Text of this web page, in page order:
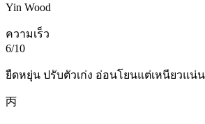
Yin Wood
ความเร็ว
6/10
ยืดหยุ่น ปรับตัวเก่ง อ่อนโยนแต่เหนียวแน่
丙